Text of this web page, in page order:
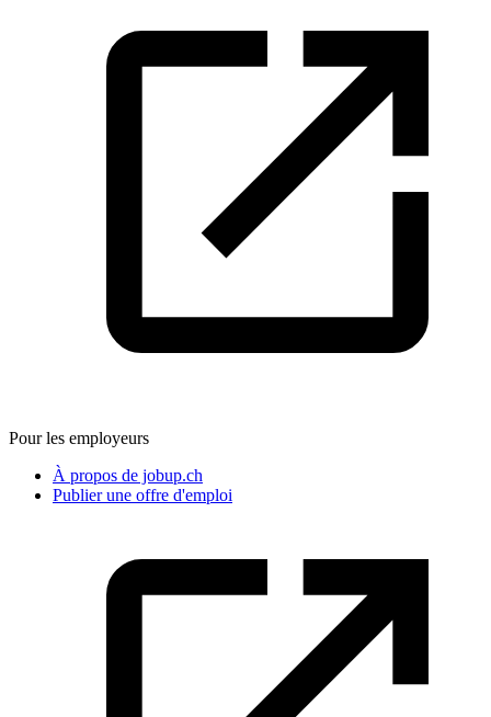
Pour les employeurs
À propos de jobup.ch
Publier une offre d'emploi